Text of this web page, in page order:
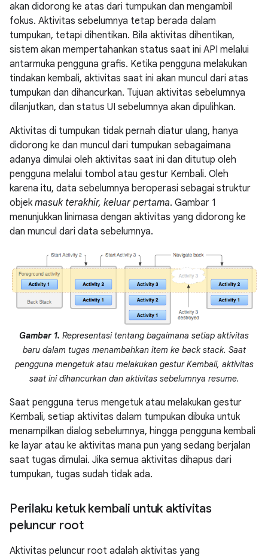
akan didorong ke atas dari tumpukan dan mengambil
fokus. Aktivitas sebelumnya tetap berada dalam
tumpukan, tetapi dihentikan. Bila aktivitas dihentikan,
sistem akan mempertahankan status saat ini API melalui
antarmuka pengguna grafis. Ketika pengguna melakukan
tindakan kembali, aktivitas saat ini akan muncul dari atas
tumpukan dan dihancurkan. Tujuan aktivitas sebelumnya
dilanjutkan, dan status UI sebelumnya akan dipulihkan.
Aktivitas di tumpukan tidak pernah diatur ulang, hanya
didorong ke dan muncul dari tumpukan sebagaimana
adanya dimulai oleh aktivitas saat ini dan ditutup oleh
pengguna melalui tombol atau gestur Kembali. Oleh
karena itu, data sebelumnya beroperasi sebagai struktur
objek masuk terakhir, keluar pertama. Gambar 1
menunjukkan linimasa dengan aktivitas yang didorong ke
dan muncul dari data sebelumnya.
Gambar 1. Representasi tentang bagaimana setiap aktivitas
baru dalam tugas menambahkan item ke back stack. Saat
pengguna mengetuk atau melakukan gestur Kembali, aktivitas
saat ini dihancurkan dan aktivitas sebelumnya resume.
Saat pengguna terus mengetuk atau melakukan gestur
Kembali, setiap aktivitas dalam tumpukan dibuka untuk
menampilkan dialog sebelumnya, hingga pengguna kembali
ke layar atau ke aktivitas mana pun yang sedang berjalan
saat tugas dimulai. Jika semua aktivitas dihapus dari
tumpukan, tugas sudah tidak ada.
Perilaku ketuk kembali untuk aktivitas
peluncur root
Aktivitas peluncur root adalah aktivitas yang